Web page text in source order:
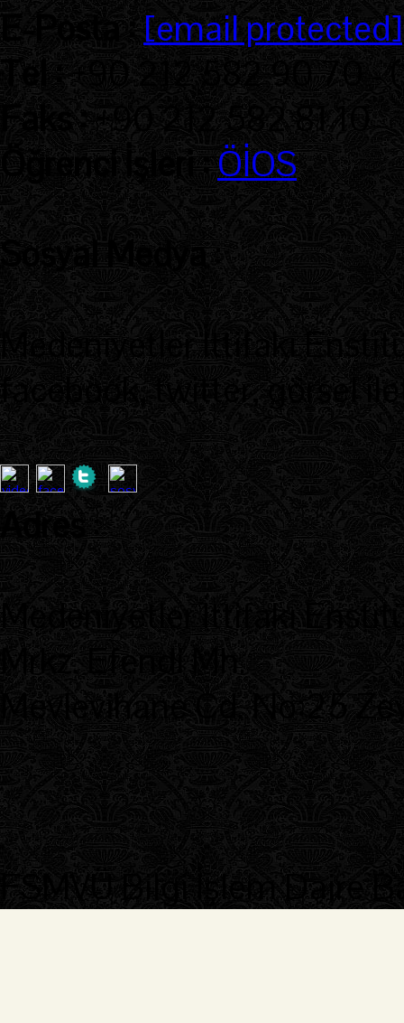
E-Posta :[email protected]
Tel :+90 212 582 90 70 -
Faks :+90 212 582 81 10
Öğrenci İşleri :ÖİOS
Sosyal Medya:
Medeniyetler İttifakı
facebook, twitter, görsel
Adres:
Medeniyetler İttifakı
Mrkz. Efendi Mh.
Mevlevihane Cd. No:25
FSMVÜ Bilgi İşlem Daire